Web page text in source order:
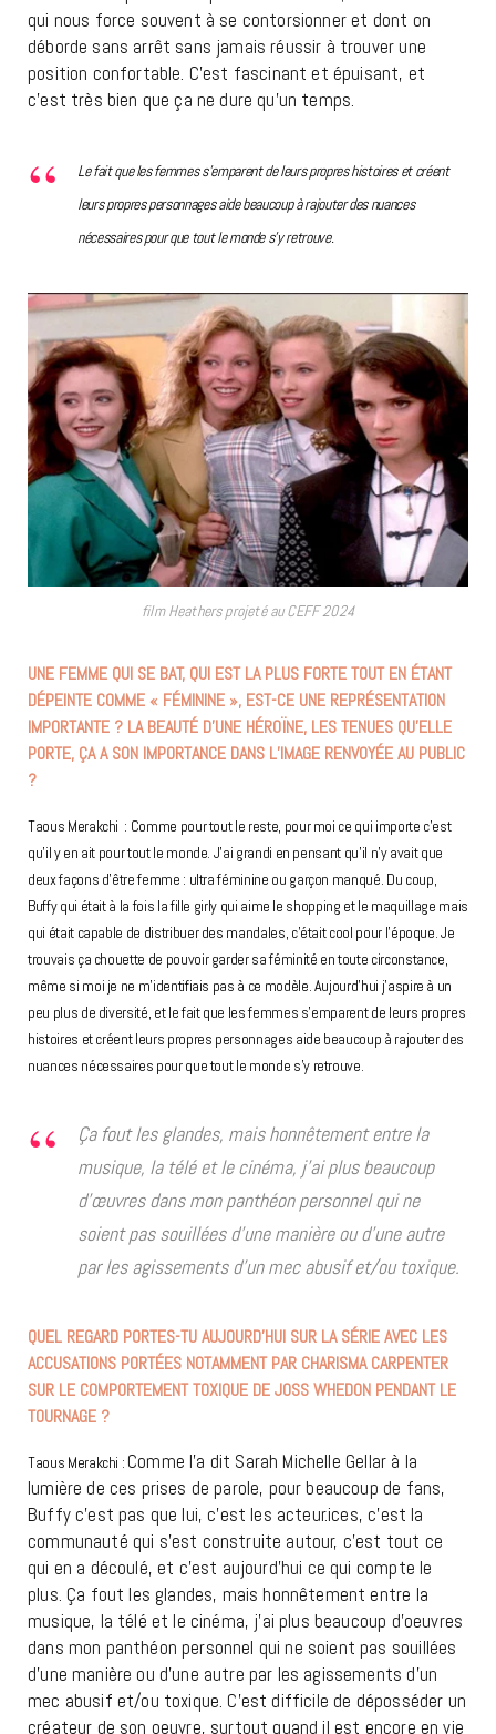
qui nous force souvent à se contorsionner et dont on
déborde sans arrêt sans jamais réussir à trouver une
position confortable. C’est fascinant et épuisant, et
c’est très bien que ça ne dure qu’un temps.
Le fait que les femmes s’emparent de leurs propres histoires et créent
leurs propres personnages aide beaucoup à rajouter des nuances
nécessaires pour que tout le monde s’y retrouve.
film Heathers projeté au CEFF 2024
UNE FEMME QUI SE BAT, QUI EST LA PLUS FORTE TOUT EN ÉTANT
DÉPEINTE COMME « FÉMININE », EST-CE UNE REPRÉSENTATION
IMPORTANTE ? LA BEAUTÉ D’UNE HÉROÏNE, LES TENUES QU’ELLE
PORTE, ÇA A SON IMPORTANCE DANS L’IMAGE RENVOYÉE AU PUBLIC
?
Taous Merakchi : Comme pour tout le reste, pour moi ce qui importe c’est
qu’il y en ait pour tout le monde. J’ai grandi en pensant qu’il n’y avait que
deux façons d’être femme : ultra féminine ou garçon manqué. Du coup,
Buffy qui était à la fois la fille girly qui aime le shopping et le maquillage mais
qui était capable de distribuer des mandales, c’était cool pour l’époque. Je
trouvais ça chouette de pouvoir garder sa féminité en toute circonstance,
même si moi je ne m’identifiais pas à ce modèle. Aujourd’hui j’aspire à un
peu plus de diversité, et le fait que les femmes s’emparent de leurs propres
histoires et créent leurs propres personnages aide beaucoup à rajouter des
nuances nécessaires pour que tout le monde s’y retrouve.
Ça fout les glandes, mais honnêtement entre la
musique, la télé et le cinéma, j’ai plus beaucoup
d’œuvres dans mon panthéon personnel qui ne
soient pas souillées d’une manière ou d’une autre
par les agissements d’un mec abusif et/ou toxique.
QUEL REGARD PORTES-TU AUJOURD’HUI SUR LA SÉRIE AVEC LES
ACCUSATIONS PORTÉES NOTAMMENT PAR CHARISMA CARPENTER
SUR LE COMPORTEMENT TOXIQUE DE JOSS WHEDON PENDANT LE
TOURNAGE ?
Taous Merakchi : Comme l’a dit Sarah Michelle Gellar à la
lumière de ces prises de parole, pour beaucoup de fans,
Buffy c’est pas que lui, c’est les acteur.ices, c’est la
communauté qui s’est construite autour, c’est tout ce
qui en a découlé, et c’est aujourd’hui ce qui compte le
plus. Ça fout les glandes, mais honnêtement entre la
musique, la télé et le cinéma, j’ai plus beaucoup d’oeuvres
dans mon panthéon personnel qui ne soient pas souillées
d’une manière ou d’une autre par les agissements d’un
mec abusif et/ou toxique. C’est difficile de déposséder un
créateur de son oeuvre, surtout quand il est encore en vie